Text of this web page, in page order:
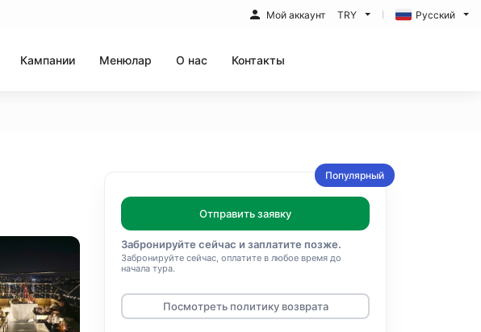
Мой аккаунт TRY Русский
Кампании Менюлар О нас Контакты
Популярный
Отправить заявку
Забронируйте сейчас и заплатите позже.
Забронируйте сейчас, оплатите в любое время до
начала тура.
Посмотреть политику возврата